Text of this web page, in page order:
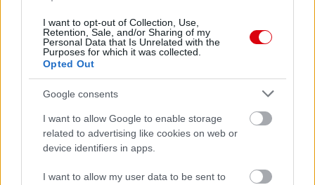
I want to opt-out of Collection, Use,
Retention, Sale, and/or Sharing of my
Personal Data that Is Unrelated with the
Purposes for which it was collected.
Opted Out
Google consents
I want to allow Google to enable storage
related to advertising like cookies on web or
device identifiers in apps.
I want to allow my user data to be sent to